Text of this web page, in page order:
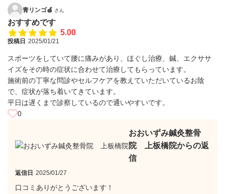
青リンゴ🍏 さん
おすすめです
5.00
投稿日 2025/01/21
スポーツをしていて腰に痛みがあり、ほぐし治療、鍼、エクササ
イズをその時の症状に合わせて治療してもらっています。
施術前の丁寧な問診やセルフケアを教えていただいているお陰
で、症状が落ち着いてきています。
平日は遅くまで診察しているので通いやすいです。
0
おおいずみ鍼灸整骨
院 上板橋院からの返
信
返信日 2025/01/27
口コミありがとうございます！